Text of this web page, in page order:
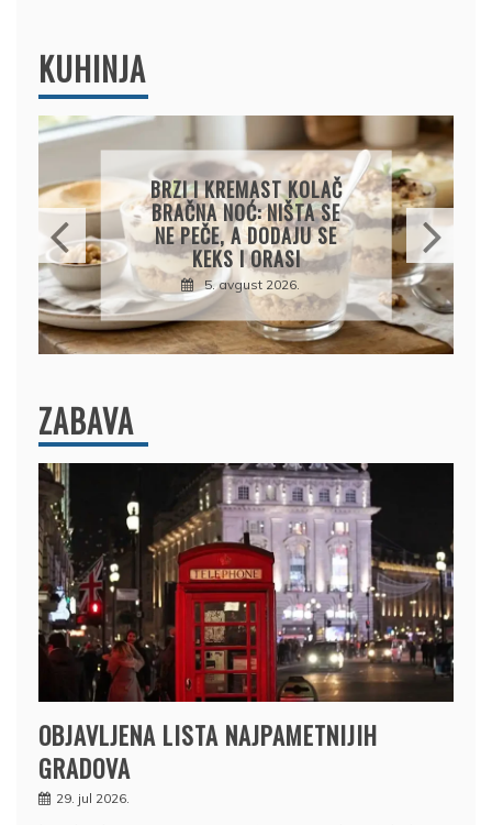
KUHINJA
KREMASTA TJESTENINA
SA FETA SIROM I PEČENIM
PARADAJZOM
5. avgust 2026.
ZABAVA
OBJAVLJENA LISTA NAJPAMETNIJIH
GRADOVA
29. jul 2026.